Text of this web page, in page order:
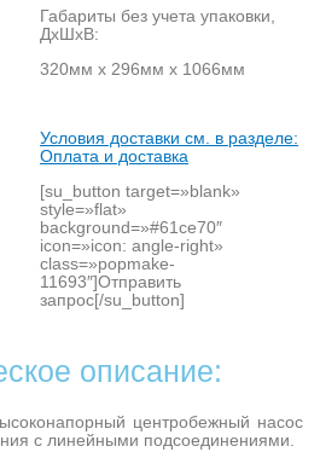
Габариты без учета упаковки,
ДхШхВ:
320мм х 296мм х 1066мм
Условия доставки см. в разделе:
Оплата и доставка
[su_button target=»blank»
style=»flat»
background=»#61ce70″
icon=»icon: angle-right»
class=»popmake-
11693″]Отправить
запрос[/su_button]
описание:
центробежный насос
с линейными подсоединениями.